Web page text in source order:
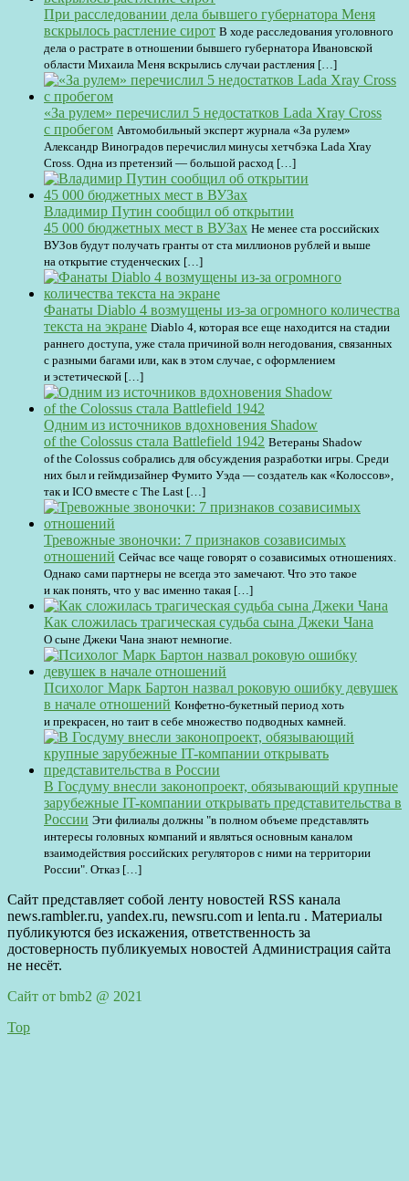
При расследовании дела бывшего губернатора Меня
вскрылось растление сирот В ходе расследования уголовного
дела о растрате в отношении бывшего губернатора Ивановской
области Михаила Меня вскрылись случаи растления […]
«За рулем» перечислил 5 недостатков Lada Xray Cross
с пробегом Автомобильный эксперт журнала «За рулем»
Александр Виноградов перечислил минусы хетчбэка Lada Xray
Cross. Одна из претензий — большой расход […]
Владимир Путин сообщил об открытии
45 000 бюджетных мест в ВУЗах Не менее ста российских
ВУЗов будут получать гранты от ста миллионов рублей и выше
на открытие студенческих […]
Фанаты Diablo 4 возмущены из-за огромного количества
текста на экране Diablo 4, которая все еще находится на стадии
раннего доступа, уже стала причиной волн негодования, связанных
с разными багами или, как в этом случае, с оформлением
и эстетической […]
Одним из источников вдохновения Shadow
of the Colossus стала Battlefield 1942 Ветераны Shadow
of the Colossus собрались для обсуждения разработки игры. Среди
них был и геймдизайнер Фумито Уэда — создатель как «Колоссов»,
так и ICO вместе с The Last […]
Тревожные звоночки: 7 признаков созависимых
отношений Сейчас все чаще говорят о созависимых отношениях.
Однако сами партнеры не всегда это замечают. Что это такое
и как понять, что у вас именно такая […]
Как сложилась трагическая судьба сына Джеки Чана
О сыне Джеки Чана знают немногие.
Психолог Марк Бартон назвал роковую ошибку девушек
в начале отношений Конфетно-букетный период хоть
и прекрасен, но таит в себе множество подводных камней.
В Госдуму внесли законопроект, обязывающий крупные
зарубежные IT-компании открывать представительства в
России Эти филиалы должны "в полном объеме представлять
интересы головных компаний и являться основным каналом
взаимодействия российских регуляторов с ними на территории
России". Отказ […]
Сайт представляет собой ленту новостей RSS канала
news.rambler.ru, yandex.ru, newsru.com и lenta.ru . Материалы
публикуются без искажения, ответственность за
достоверность публикуемых новостей Администрация сайта
не несёт.
Сайт от bmb2 @ 2021
Top